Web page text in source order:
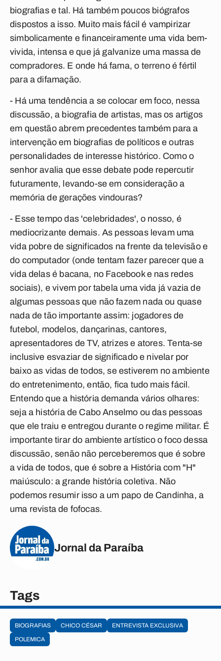
biografias e tal. Há também poucos biógrafos
dispostos a isso. Muito mais fácil é vampirizar
simbolicamente e financeiramente uma vida bem-
vivida, intensa e que já galvanize uma massa de
compradores. E onde há fama, o terreno é fértil
para a difamação.
- Há uma tendência a se colocar em foco, nessa
discussão, a biografia de artistas, mas os artigos
em questão abrem precedentes também para a
intervenção em biografias de políticos e outras
personalidades de interesse histórico. Como o
senhor avalia que esse debate pode repercutir
futuramente, levando-se em consideração a
memória de gerações vindouras?
- Esse tempo das 'celebridades', o nosso, é
mediocrizante demais. As pessoas levam uma
vida pobre de significados na frente da televisão e
do computador (onde tentam fazer parecer que a
vida delas é bacana, no Facebook e nas redes
sociais), e vivem por tabela uma vida já vazia de
algumas pessoas que não fazem nada ou quase
nada de tão importante assim: jogadores de
futebol, modelos, dançarinas, cantores,
apresentadores de TV, atrizes e atores. Tenta-se
inclusive esvaziar de significado e nivelar por
baixo as vidas de todos, se estiverem no ambiente
do entretenimento, então, fica tudo mais fácil.
Entendo que a história demanda vários olhares:
seja a história de Cabo Anselmo ou das pessoas
que ele traiu e entregou durante o regime militar. É
importante tirar do ambiente artístico o foco dessa
discussão, senão não perceberemos que é sobre
a vida de todos, que é sobre a História com "H"
maiúsculo: a grande história coletiva. Não
podemos resumir isso a um papo de Candinha, a
uma revista de fofocas.
Jornal da Paraíba
Tags
BIOGRAFIAS CHICO CÉSAR
ENTREVISTA EXCLUSIVA
POLEMICA